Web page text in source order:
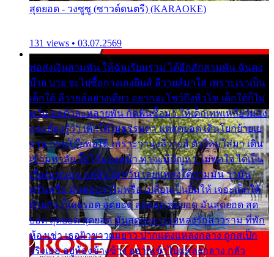
สุดยอด - วงซูซู (ซาวด์ดนตรี) (KARAOKE)
131 views • 03.07.2569
พ่อส่งเงินสามพัน ให้ฉันเรียนราม ได้อีกสักสามพัน ฉันคง
บ๊าย บาย จะไปซื้อกางเกงยีนส์ ลีวายส์มาใส่ เพราะเราเป็น
เด็กใต้ ลีวายส์อย่างเดียว อยากจะโชว์ถึงหิวโซ เด็กใต้ก็ไม่
หวั่น ตกตัวละหลายพัน กัดฟันซื้อมา ให้เด็กเทพเหลียวมอง
และต้องรู้ว่า เด็กใต้ไม่ธรรมดา แต่สุดยอด เดินโยกย้ายเย
ยวน กวนโอ๊ยพอได้ เพราะว่านุ่งลีวายส์ ตัวใหม่ใส่มา เดิน
เข้ามหาลัย จิ๊กโก๊มองหน้า ท่าจะมีปัญหา ไม่พอใจ ได้เป็น
เรื่องแน่นอน แต่ฉันไม่หวั่น เลยแหลงใต้ถามมัน ว่ามัน
พรั่นพรือ มันตอบว่าไม่พรื่อ เปลี่ยนเป็นยิ้มให้ เจอะเด็กใต้
ด้วยกัน ก็เลยรอด สุดยอด สุดยอด สุดยอด มันสุดยอด สุด
ยอด สุดยอด สุดยอด มันสุดยอด แอบหลงรักสาวราม ที่พัก
ห้องเช่า เธอผิวขาวผมยาว ปากแดงแหลงกลาง ถูกสเป็ก
จริงเธอ อยู่ห้องข้างข้าง อยากเข้าไปแหลงกลาง กลัว